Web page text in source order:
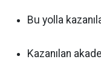
Bu yolla
Kazanılan